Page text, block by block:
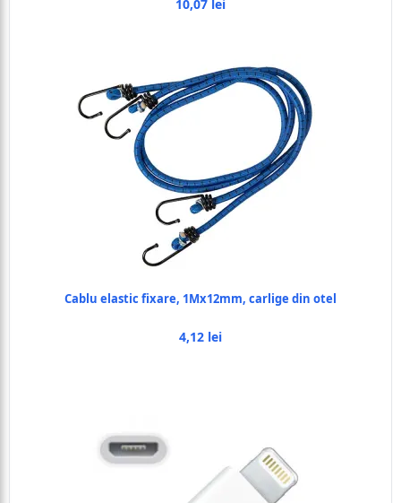
10,07 lei
Cablu elastic fixare, 1Mx12mm, carlige din otel
4,12 lei